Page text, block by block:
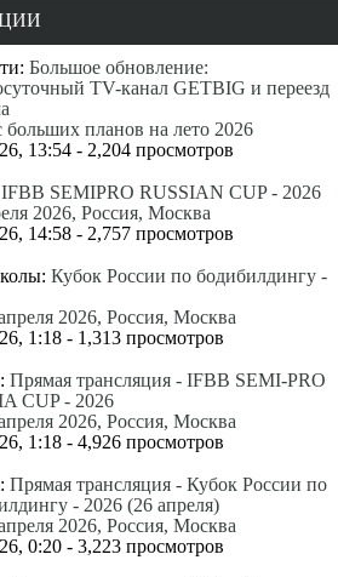
Большое обновление:
TV-канал GETBIG и переезд
планов на лето 2026
13:54 - 2,204 просмотров
IFBB SEMIPRO RUSSIAN CUP - 2026
2026, Россия, Москва
14:58 - 2,757 просмотров
Кубок России по бодибилдингу -
2026, Россия, Москва
1:18 - 1,313 просмотров
Прямая трансляция - IFBB SEMI-PRO
CUP - 2026
2026, Россия, Москва
1:18 - 4,926 просмотров
Прямая трансляция - Кубок России по
- 2026 (26 апреля)
2026, Россия, Москва
0:20 - 3,223 просмотров